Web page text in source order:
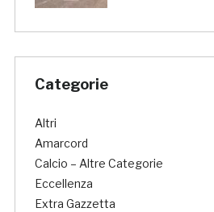
Categorie
Altri
Amarcord
Calcio – Altre Categorie
Eccellenza
Extra Gazzetta